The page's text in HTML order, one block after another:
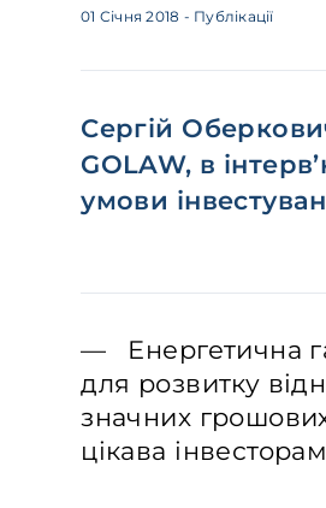
01 Січня 2018 - Публікації
Сергій
GOLAW, в
умови
— Енергетична
для розвитку
значних
цікава